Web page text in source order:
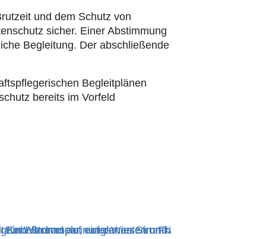
und dem Schutz von
sicher. Einer Abstimmung
Begleitung. Der abschließende
Begleitplänen
bereits im Vorfeld